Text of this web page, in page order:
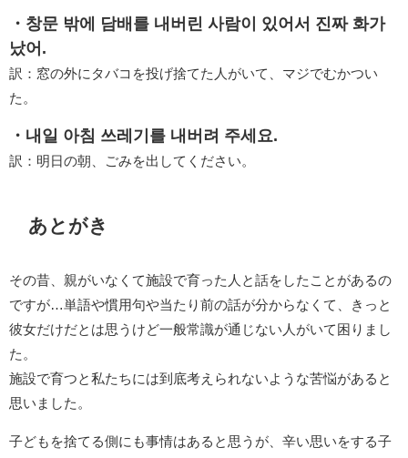
・창문 밖에 담배를 내버린 사람이 있어서 진짜 화가
났어.
訳：窓の外にタバコを投げ捨てた人がいて、マジでむかつい
た。
・내일 아침 쓰레기를 내버려 주세요.
訳：明日の朝、ごみを出してください。
あとがき
その昔、親がいなくて施設で育った人と話をしたことがあるの
ですが…単語や慣用句や当たり前の話が分からなくて、きっと
彼女だけだとは思うけど一般常識が通じない人がいて困りまし
た。
施設で育つと私たちには到底考えられないような苦悩があると
思いました。
子どもを捨てる側にも事情はあると思うが、辛い思いをする子